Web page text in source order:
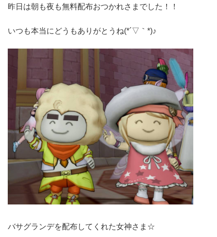
昨日は朝も夜も無料配布おつかれさまでした！！
いつも本当にどうもありがとうね(*´▽｀*)♪
バサグランデを配布してくれた女神さま☆